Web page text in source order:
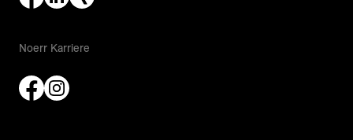
Noerr Karriere